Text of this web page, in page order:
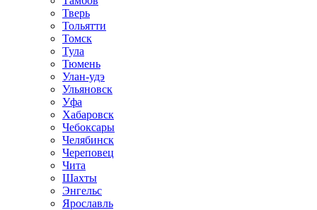
Тверь
Тольятти
Томск
Тула
Тюмень
Улан-удэ
Ульяновск
Уфа
Хабаровск
Чебоксары
Челябинск
Череповец
Чита
Шахты
Энгельс
Ярославль